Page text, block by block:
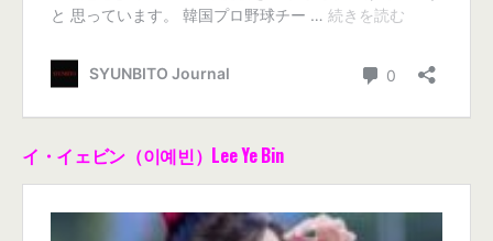
イ・イェビン（이예빈）Lee Ye Bin